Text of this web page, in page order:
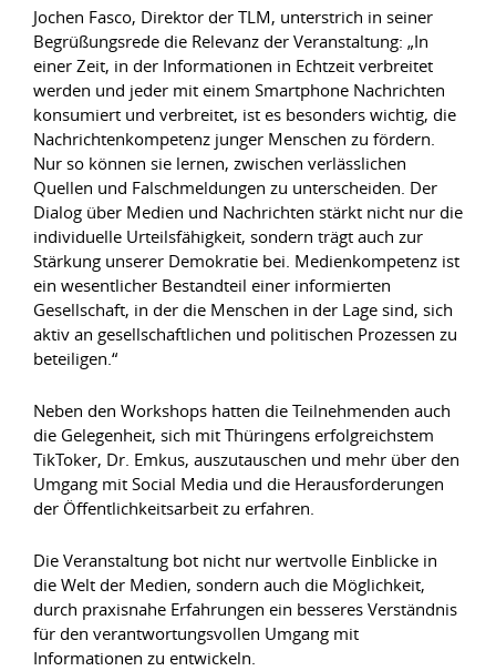
Jochen Fasco, Direktor der TLM, unterstrich in seiner
Begrüßungsrede die Relevanz der Veranstaltung: „In
einer Zeit, in der Informationen in Echtzeit verbreitet
werden und jeder mit einem Smartphone Nachrichten
konsumiert und verbreitet, ist es besonders wichtig, die
Nachrichtenkompetenz junger Menschen zu fördern.
Nur so können sie lernen, zwischen verlässlichen
Quellen und Falschmeldungen zu unterscheiden. Der
Dialog über Medien und Nachrichten stärkt nicht nur die
individuelle Urteilsfähigkeit, sondern trägt auch zur
Stärkung unserer Demokratie bei. Medienkompetenz ist
ein wesentlicher Bestandteil einer informierten
Gesellschaft, in der die Menschen in der Lage sind, sich
aktiv an gesellschaftlichen und politischen Prozessen zu
beteiligen.“
Neben den Workshops hatten die Teilnehmenden auch
die Gelegenheit, sich mit Thüringens erfolgreichstem
TikToker, Dr. Emkus, auszutauschen und mehr über den
Umgang mit Social Media und die Herausforderungen
der Öffentlichkeitsarbeit zu erfahren.
Die Veranstaltung bot nicht nur wertvolle Einblicke in
die Welt der Medien, sondern auch die Möglichkeit,
durch praxisnahe Erfahrungen ein besseres Verständnis
für den verantwortungsvollen Umgang mit
Informationen zu entwickeln.